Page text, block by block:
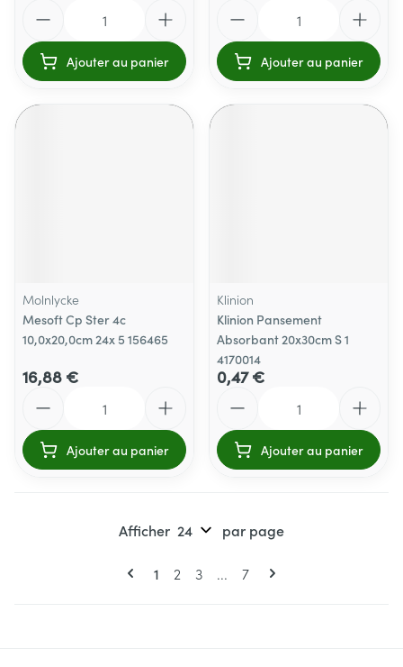
Ajouter au panier Ajouter au panier
Molnlycke
Mesoft Cp Ster 4c
10,0x20,0cm 24x 5 156465
16,88 €
Ajouter au panier
Klinion
Klinion Pansement
Absorbant 20x30cm S 1
4170014
0,47 €
Ajouter au panier
Pages
Vous lisez actuellement la page
1 Page
2 Page
3 ... Page
7
Afficher par page